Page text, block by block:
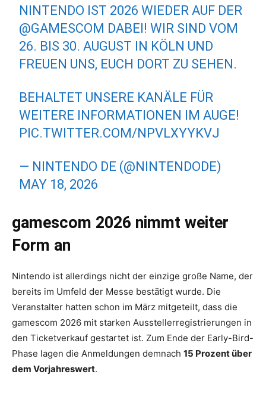
NINTENDO IST 2026 WIEDER AUF DER
@GAMESCOM DABEI! WIR SIND VOM
26. BIS 30. AUGUST IN KÖLN UND
FREUEN UNS, EUCH DORT ZU SEHEN.
BEHALTET UNSERE KANÄLE FÜR
WEITERE INFORMATIONEN IM AUGE!
PIC.TWITTER.COM/NPVLXYYKVJ
— NINTENDO DE (@NINTENDODE)
MAY 18, 2026
gamescom 2026 nimmt weiter
Form an
Nintendo ist allerdings nicht der einzige große Name, der
bereits im Umfeld der Messe bestätigt wurde. Die
Veranstalter hatten schon im März mitgeteilt, dass die
gamescom 2026 mit starken Ausstellerregistrierungen in
den Ticketverkauf gestartet ist. Zum Ende der Early-Bird-
Phase lagen die Anmeldungen demnach 15 Prozent über
dem Vorjahreswert.